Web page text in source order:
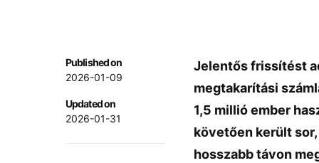
Published on
2026-01-09
Updated on
2026-01-31
Jelentős frissítést
megtakarítási
1,5 millió ember
követően került
hosszabb távon